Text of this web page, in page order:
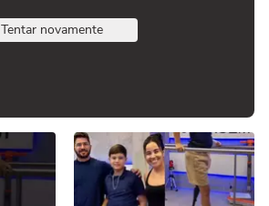
Tentar novamente